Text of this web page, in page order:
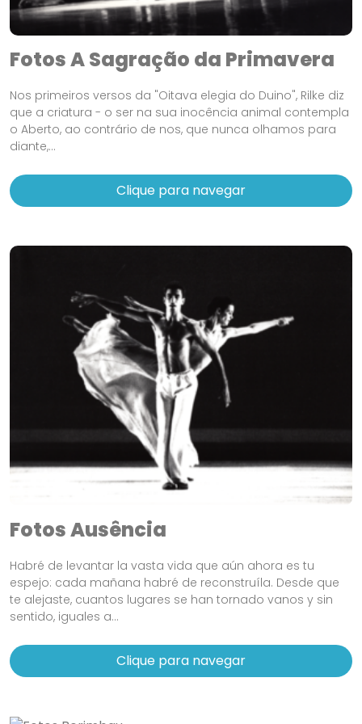
Fotos A Sagração da Primavera
Nos primeiros versos da "Oitava elegia do Duino", Rilke diz
que a criatura - o ser na sua inocência animal contempla
o Aberto, ao contrário de nos, que nunca olhamos para
diante,...
Clique para navegar
Fotos Ausência
Habré de levantar la vasta vida que aún ahora es tu
espejo: cada mañana habré de reconstruíla. Desde que
te alejaste, cuantos lugares se han tornado vanos y sin
sentido, iguales a...
Clique para navegar